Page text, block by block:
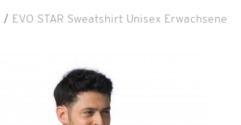
EVO STAR Sweatshirt Unisex Erwachsene